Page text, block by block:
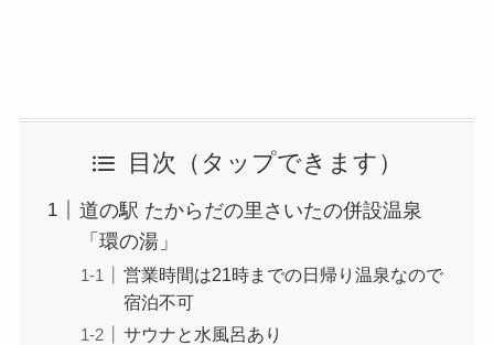
目次
道の駅 たからだの里さいたの併設温泉
「環の湯」
営業時間は21時までの日帰り温泉なので
宿泊不可
サウナと水風呂あり